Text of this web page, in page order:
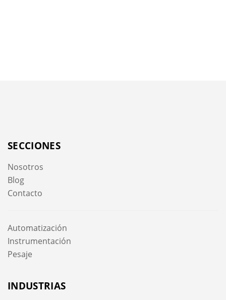
SECCIONES
Nosotros
Blog
Contacto
Automatización
Instrumentación
Pesaje
INDUSTRIAS